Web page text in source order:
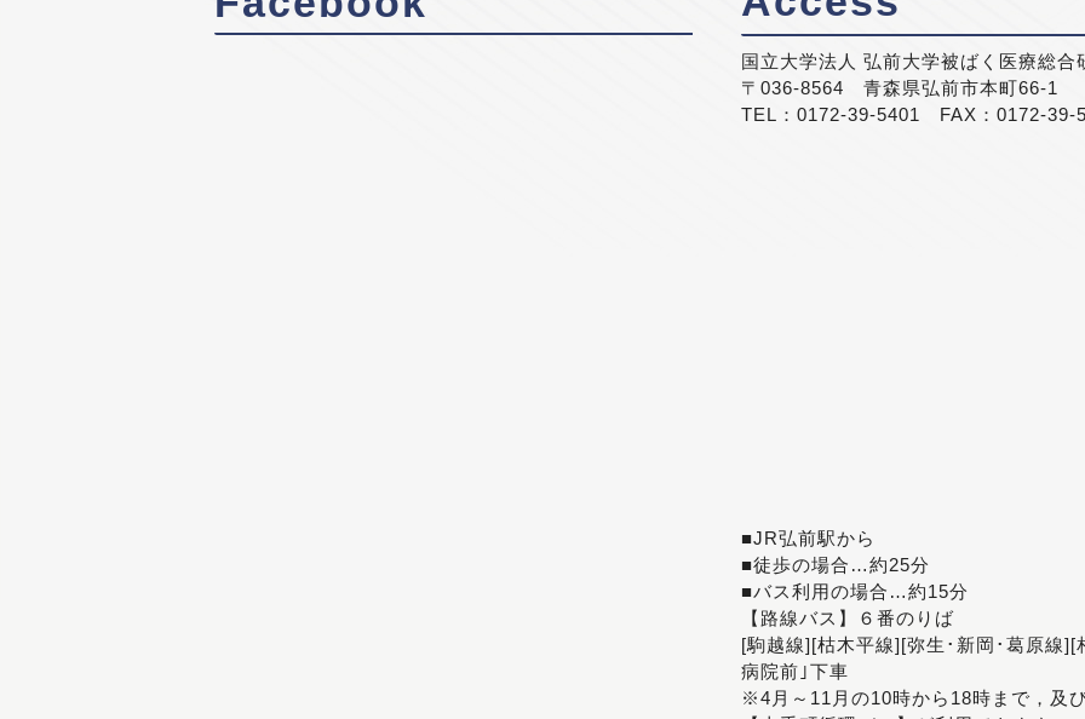
国立大学法人 弘前大学被ばく医療総合
〒036-8564 青森県弘前市本町66-1
TEL：0172-39-5401 FAX：0172-39-
■JR弘前駅から
■徒歩の場合…約25分
■バス利用の場合…約15分
【路線バス】６番のりば
[駒越線][枯木平線][弥生･新岡･葛原線
病院前｣下車
※4月～11月の10時から18時まで，及